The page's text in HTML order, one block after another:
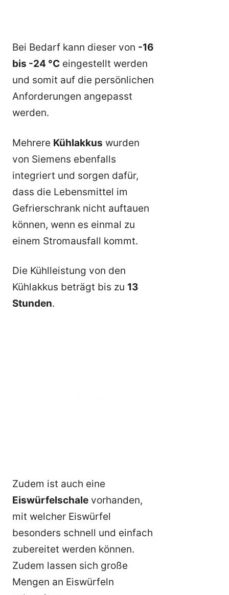
Bei Bedarf kann dieser von -16
bis -24 °C eingestellt werden
und somit auf die persönlichen
Anforderungen angepasst
werden.
Mehrere Kühlakkus wurden
von Siemens ebenfalls
integriert und sorgen dafür,
dass die Lebensmittel im
Gefrierschrank nicht auftauen
können, wenn es einmal zu
einem Stromausfall kommt.
Die Kühlleistung von den
Kühlakkus beträgt bis zu 13
Stunden.
Zudem ist auch eine
Eiswürfelschale vorhanden,
mit welcher Eiswürfel
besonders schnell und einfach
zubereitet werden können.
Zudem lassen sich große
Mengen an Eiswürfeln